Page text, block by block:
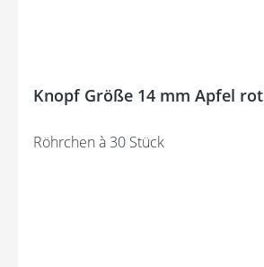
Knopf Größe 14 mm Apfel rot
Röhrchen à 30 Stück